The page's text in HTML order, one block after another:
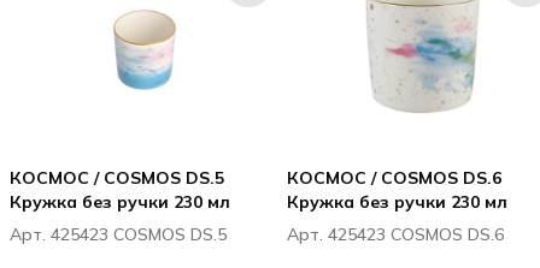
КОСМОС / COSMOS DS.5
Кружка без ручки 230 мл
Арт. 425423 COSMOS DS.5
КОСМОС / COSMOS DS.6
Кружка без ручки 230 мл
Арт. 425423 COSMOS DS.6